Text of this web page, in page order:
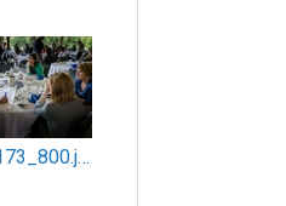
SLR_5173_800.jpg